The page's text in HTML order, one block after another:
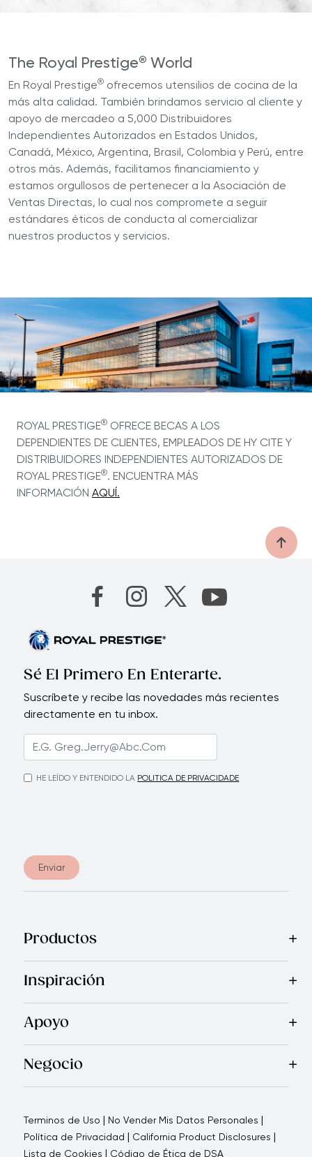
The Royal Prestige® World
En Royal Prestige® ofrecemos utensilios de cocina de la
más alta calidad. También brindamos servicio al cliente y
apoyo de mercadeo a 5,000 Distribuidores
Independientes Autorizados en Estados Unidos,
Canadá, México, Argentina, Brasil, Colombia y Perú, entre
otros más. Además, facilitamos financiamiento y
estamos orgullosos de pertenecer a la Asociación de
Ventas Directas, lo cual nos compromete a seguir
estándares éticos de conducta al comercializar
nuestros productos y servicios.
ROYAL PRESTIGE® OFRECE BECAS A LOS
DEPENDIENTES DE CLIENTES, EMPLEADOS DE HY CITE Y
DISTRIBUIDORES INDEPENDIENTES AUTORIZADOS DE
ROYAL PRESTIGE®. ENCUENTRA MÁS
INFORMACIÓN AQUÍ.
Sé El Primero En Enterarte.
Suscríbete y recibe las novedades más recientes
directamente en tu inbox.
HE LEÍDO Y ENTENDIDO LA POLITICA DE PRIVACIDADE
Enviar
Productos
Mas VendidosCocinaCuchillosVajillasElectrodomésticos
Inspiración
RecetasBlogRoyal TVRevista Royal PrestigePrograma
Apoyo
ContáctanosQuienes SomosGarantía Royal Prestige
Negocio
Por qué elegirnosCómo te apoyamosBlogs -
Terminos de Uso | No Vender Mis Datos Personales |
Política de Privacidad | California Product Disclosures |
Lista de Cookies | Código de Ética de DSA